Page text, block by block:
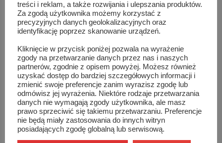
Europejskie Dni Dziedzictwa
treści i reklam, a także rozwijania i ulepszania produktów.
Za zgodą użytkownika możemy korzystać z
precyzyjnych danych geolokalizacyjnych oraz
identyfikację poprzez skanowanie urządzeń.
Kliknięcie w przycisk poniżej pozwala na wyrażenie
zgody na przetwarzanie danych przez nas i naszych
partnerów, zgodnie z opisem powyżej. Możesz również
uzyskać dostęp do bardziej szczegółowych informacji i
zmienić swoje preferencje zanim wyrazisz zgodę lub
odmówisz jej wyrażenia. Niektóre rodzaje przetwarzania
danych nie wymagają zgody użytkownika, ale masz
prawo sprzeciwić się takiemu przetwarzaniu. Preferencje
nie będą miały zastosowania do innych witryn
posiadających zgodę globalną lub serwisową.